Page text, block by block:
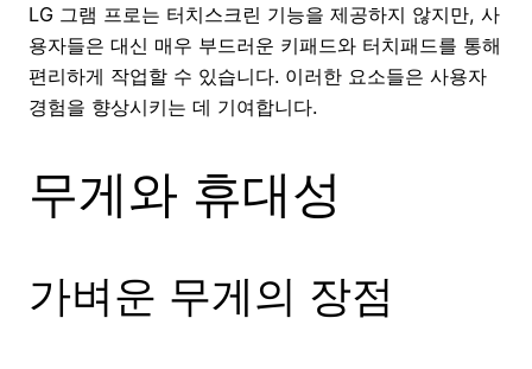
LG 그램 프로는 터치스크린 기능을 제공하지 않지만, 사
용자들은 대신 매우 부드러운 키패드와 터치패드를 통해
편리하게 작업할 수 있습니다. 이러한 요소들은 사용자
경험을 향상시키는 데 기여합니다.
무게와 휴대성
가벼운 무게의 장점